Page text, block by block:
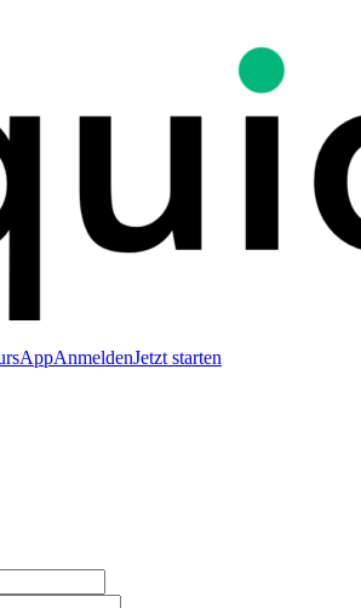
AppAnmeldenJetzt starten